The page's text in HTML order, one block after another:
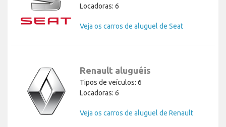
Locadoras: 6
Veja os carros de aluguel de Seat
Renault aluguéis
Tipos de veículos: 6
Locadoras: 6
Veja os carros de aluguel de Renault